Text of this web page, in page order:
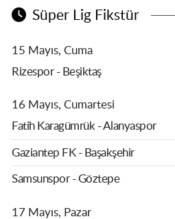
Süper Lig Fikstür
15 Mayıs, Cuma
Rizespor - Beşiktaş
16 Mayıs, Cumartesi
Fatih Karagümrük - Alanyaspor
Gaziantep FK - Başakşehir
Samsunspor - Göztepe
17 Mayıs, Pazar